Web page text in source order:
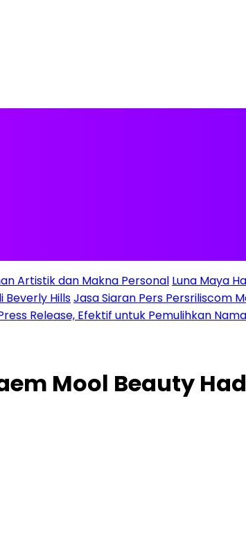
Artistik dan Makna Personal Luna Maya
Beverly HillsJasa Siaran Pers Persriliscom
Release, Efektif untuk Pemulihkan
Mool Beauty